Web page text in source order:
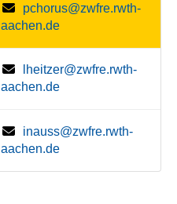
pchorus@zwfre.rwth-
aachen.de
lheitzer@zwfre.rwth-
aachen.de
inauss@zwfre.rwth-
aachen.de